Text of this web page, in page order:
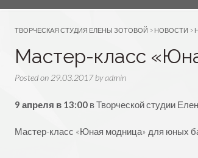
ТВОРЧЕСКАЯ СТУДИЯ ЕЛЕНЫ ЗОТОВОЙ > НОВОСТИ >
Мастер-класс
Posted on 29.03.2017byadmin
9 апреля в 13:00 в Творческой студии
Мастер-класс «Юная модница» для юных